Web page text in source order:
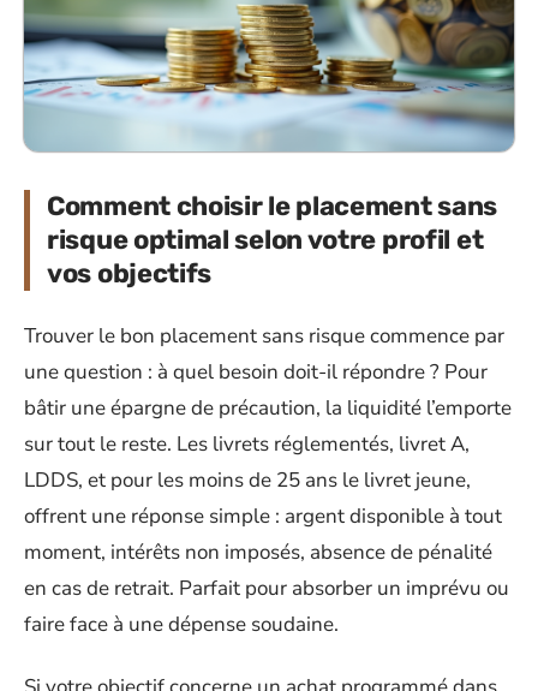
Comment choisir le placement sans
risque optimal selon votre profil et
vos objectifs
Trouver le bon placement sans risque commence par
une question : à quel besoin doit-il répondre ? Pour
bâtir une épargne de précaution, la liquidité l’emporte
sur tout le reste. Les livrets réglementés, livret A,
LDDS, et pour les moins de 25 ans le livret jeune,
offrent une réponse simple : argent disponible à tout
moment, intérêts non imposés, absence de pénalité
en cas de retrait. Parfait pour absorber un imprévu ou
faire face à une dépense soudaine.